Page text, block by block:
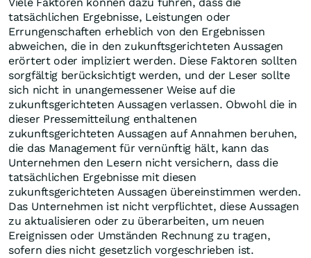
tatsächlichen Ergebnisse, Leistungen oder
Errungenschaften erheblich von den Ergebnissen
abweichen, die in den zukunftsgerichteten Aussagen
erörtert oder impliziert werden. Diese Faktoren sollten
sorgfältig berücksichtigt werden, und der Leser sollte
sich nicht in unangemessener Weise auf die
zukunftsgerichteten Aussagen verlassen. Obwohl die in
dieser Pressemitteilung enthaltenen
zukunftsgerichteten Aussagen auf Annahmen beruhen,
die das Management für vernünftig hält, kann das
Unternehmen den Lesern nicht versichern, dass die
tatsächlichen Ergebnisse mit diesen
zukunftsgerichteten Aussagen übereinstimmen werden.
Das Unternehmen ist nicht verpflichtet, diese Aussagen
zu aktualisieren oder zu überarbeiten, um neuen
Ereignissen oder Umständen Rechnung zu tragen,
sofern dies nicht gesetzlich vorgeschrieben ist.